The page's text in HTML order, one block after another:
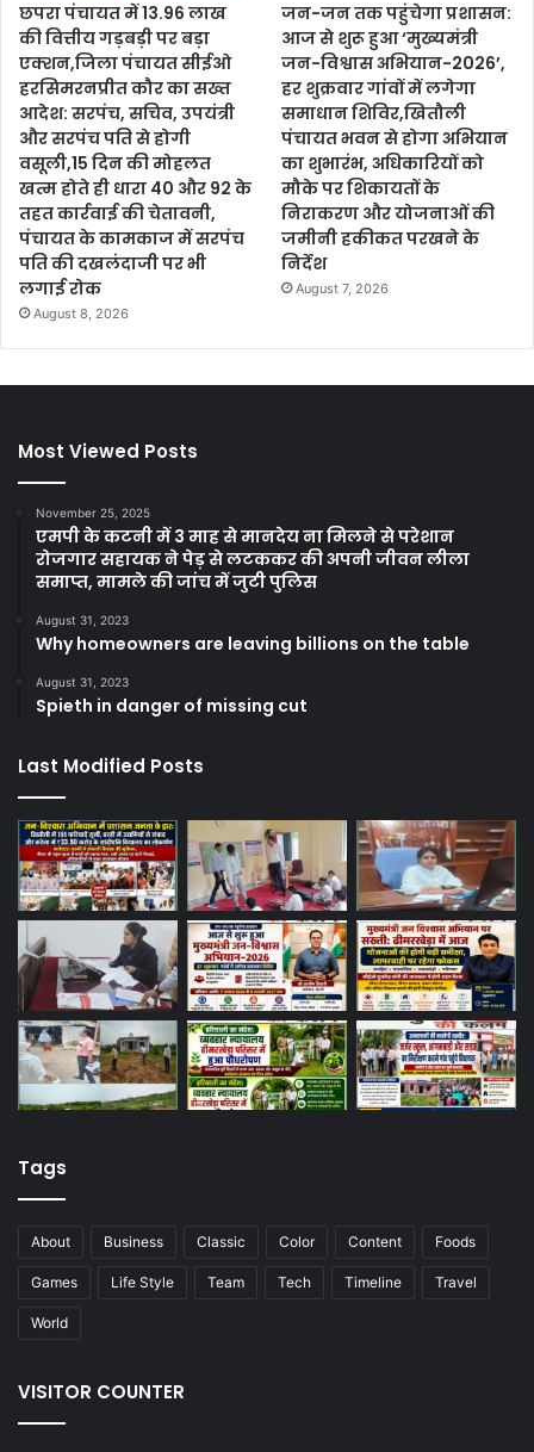
छपरा पंचायत में 13.96 लाख
की वित्तीय गड़बड़ी पर बड़ा
एक्शन,जिला पंचायत सीईओ
हरसिमरनप्रीत कौर का सख्त
आदेश: सरपंच, सचिव, उपयंत्री
और सरपंच पति से होगी
वसूली,15 दिन की मोहलत
खत्म होते ही धारा 40 और 92 के
तहत कार्रवाई की चेतावनी,
पंचायत के कामकाज में सरपंच
पति की दखलंदाजी पर भी
लगाई रोक
August 8, 2026
जन-जन तक पहुंचेगा प्रशासन:
आज से शुरू हुआ ‘मुख्यमंत्री
जन-विश्वास अभियान-2026’,
हर शुक्रवार गांवों में लगेगा
समाधान शिविर,खितौली
पंचायत भवन से होगा अभियान
का शुभारंभ, अधिकारियों को
मौके पर शिकायतों के
निराकरण और योजनाओं की
जमीनी हकीकत परखने के
निर्देश
August 7, 2026
Most Viewed Posts
November 25, 2025
एमपी के कटनी में 3 माह से मानदेय ना मिलने से परेशान
रोजगार सहायक ने पेड़ से लटककर की अपनी जीवन लीला
समाप्त, मामले की जांच में जुटी पुलिस
August 31, 2023
Why homeowners are leaving billions on the table
August 31, 2023
Spieth in danger of missing cut
Last Modified Posts
Tags
About Business Classic Color Content Foods
Games Life Style Team Tech Timeline Travel
World
VISITOR COUNTER